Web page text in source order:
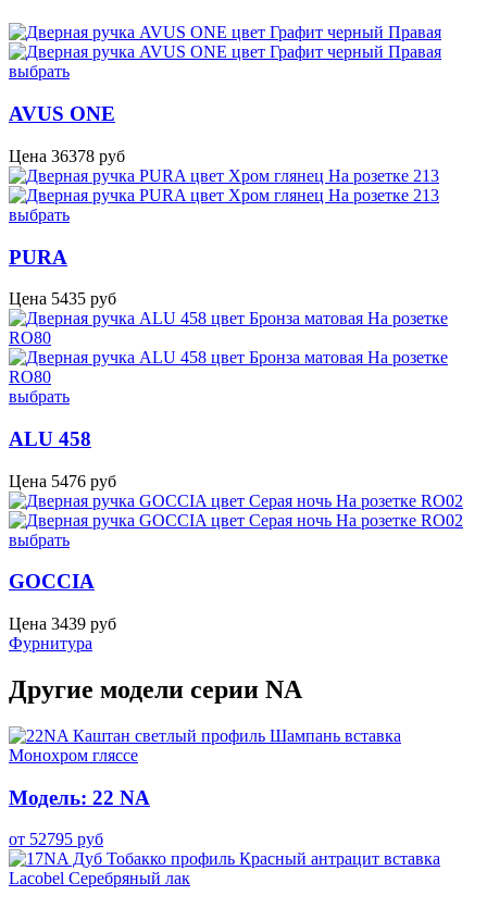
выбрать
AVUS ONE
Цена 36378 руб
выбрать
PURA
Цена 5435 руб
выбрать
ALU 458
Цена 5476 руб
выбрать
GOCCIA
Цена 3439 руб
Фурнитура
Другие модели серии NA
Модель: 22 NA
от 52795 руб